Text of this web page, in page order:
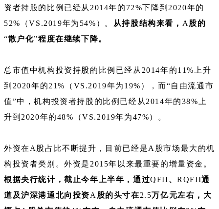
资者持股的比例已经从2014年的72%下降到2020年的
52%（VS.2019年为54%）。
从持股结构来看， A 股的
“散户化”程度在继续下降。
总市值中机构投资持股的比例已经从2014年的11%上升
到2020年的21%（VS.2019年为19%），而“自由流通市
值”中，机构投资者持股的比例已经从2014年的38%上
升到2020年的48%（VS.2019年为47%）。
外资在A股占比不断提升，目前已经是A股市场最大的机
构投资者类别。外资是2015年以来最重要的增量资金。
根据央行统计，截止今年上半年，通过QFII、RQFII通
道及沪深港通北向投资A 股的头寸在2.5万亿元左右，大